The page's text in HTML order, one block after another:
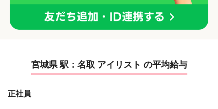
宮城県 駅：名取 アイリスト の平均給与
正社員